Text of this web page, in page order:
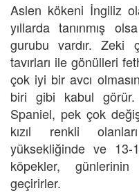
Aslen kökeni İngiliz
yıllarda tanınmış
gurubu vardır. Zeki
tavırları ile gönülleri
çok iyi bir avcı
biri gibi kabul
Spaniel, pek çok
kızıl renkli
yüksekliğinde ve
köpekler,
geçirirler.